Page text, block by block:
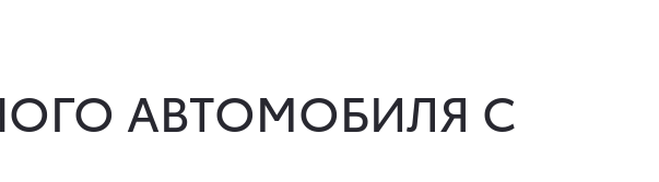
АВТОМОБИЛЯ С